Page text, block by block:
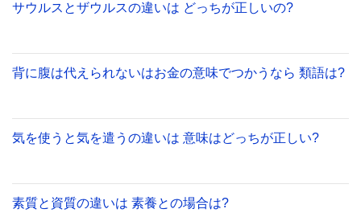
サウルスとザウルスの違いは どっちが正しいの?
背に腹は代えられないはお金の意味でつかうなら 類語は?
気を使うと気を遣うの違いは 意味はどっちが正しい?
素質と資質の違いは 素養との場合は?